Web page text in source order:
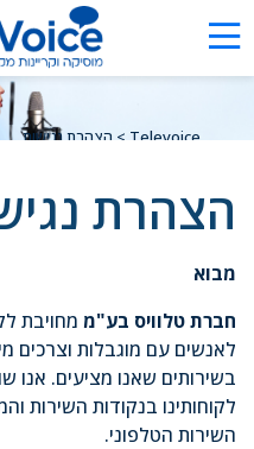
Televoice
>הצהרת נגישות
הצהרת
מבוא
חברת טלוויס בע"מ מחויבת
לאנשים עם מוגבלות וצרכים
בשירותים שאנו מציעים. אנו
לקוחותינו בנקודות השירות
השירות הטלפוני.